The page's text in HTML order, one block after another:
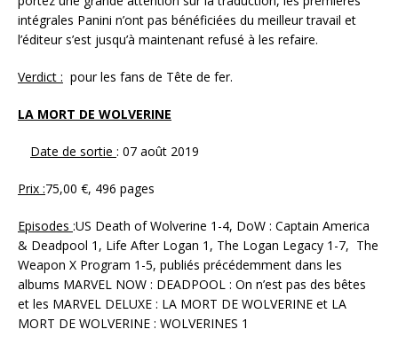
intégrales Panini n’ont pas bénéficiées du meilleur travail et
l’éditeur s’est jusqu’à maintenant refusé à les refaire.
Verdict : pour les fans de Tête de fer.
LA MORT DE WOLVERINE
Date de sortie : 07 août 2019
Prix :75,00 €, 496 pages
Episodes :US Death of Wolverine 1-4, DoW : Captain America
& Deadpool 1, Life After Logan 1, The Logan Legacy 1-7, The
Weapon X Program 1-5, publiés précédemment dans les
albums MARVEL NOW : DEADPOOL : On n’est pas des bêtes
et les MARVEL DELUXE : LA MORT DE WOLVERINE et LA
MORT DE WOLVERINE : WOLVERINES 1